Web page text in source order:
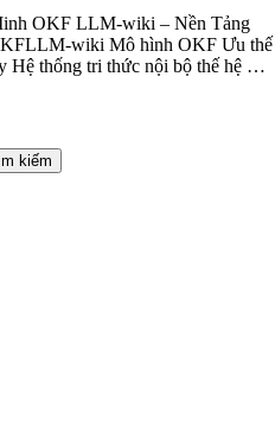
OKF LLM-wiki – Nền Tảng
wiki Mô hình OKF Ưu thế
Hệ thống tri thức nội bộ thế hệ …